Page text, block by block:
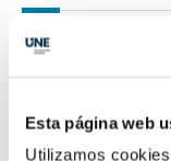
Esta página web
Utilizamos
Sharework
Logimatic